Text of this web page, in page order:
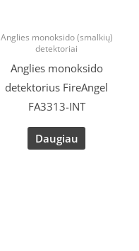
Anglies monoksido (smalkių)
detektoriai
Anglies monoksido
detektorius FireAngel
FA3313-INT
Daugiau